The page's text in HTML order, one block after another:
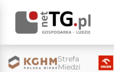
Strefa
Miedzi